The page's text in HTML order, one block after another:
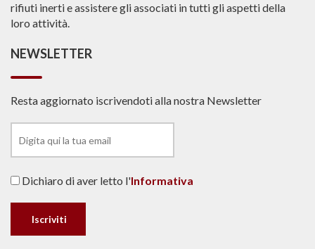
rifiuti inerti e assistere gli associati in tutti gli aspetti della
loro attività.
NEWSLETTER
Resta aggiornato iscrivendoti alla nostra Newsletter
Dichiaro di aver letto l'Informativa